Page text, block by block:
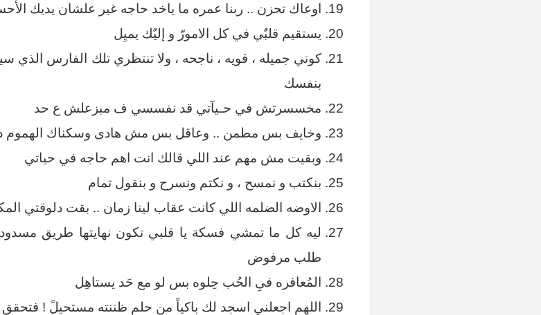
اوعاك تحزن .. ربنا عمره ما ياخد حاجه غير علشان يديك
يستقيم قلبٌي في كل الامورّ و إليٌك يميِل
كوني جميله ، قويه ، ناجحه ، ولا تنتظري تلك الفارس
بنفسك
مخسسرتش في حـيآتي قد نفسسي ف مبزعلش ع حد
وخايف بس مطمن .. وعاقل بس مش هادى وسكناك الهموم
وبقيت مش مهم عند اللي قالك انت اهم حاجه في حياتي
بنكتب و نمسح ، و نكتم ونسرح و بنقول تمام
الاوضه الضلمه اللي كانت عقاب لينا زمان .. بقت دلوقتي
ليه كل ما تمشي فسكة يا قلبي تكون نهايتها طريق
طلب مرفوض
المُعافره فىِ الحُب حِلوه بس لو مع حَد يستاهِل
اللهم اجعلني اسجد لك باكياً من حلم ظننته مستحيلً ! فتحقق